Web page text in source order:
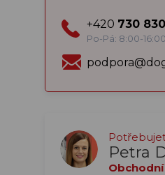
+420 730
Po-Pá: 8:00-
Petra